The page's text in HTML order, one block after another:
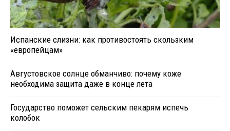
Испанские слизни: как противостоять скользким
«европейцам»
Августовское солнце обманчиво: почему коже
необходима защита даже в конце лета
Государство поможет сельским пекарям испечь
колобок